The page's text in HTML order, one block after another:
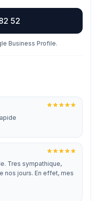
52
Business Profile.
Tres sympathique,
nos jours. En effet, mes